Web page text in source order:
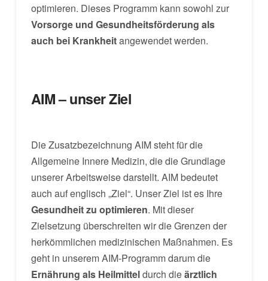
optimieren. Dieses Programm kann sowohl zur
Vorsorge und Gesundheitsförderung als
auch bei Krankheitangewendet werden.
AIM – unser Ziel
Die Zusatzbezeichnung AIM steht für die
Allgemeine Innere Medizin, die die Grundlage
unserer Arbeitsweise darstellt. AIM bedeutet
auch auf englisch „Ziel“. Unser Ziel ist es Ihre
Gesundheit zu optimieren. Mit dieser
Zielsetzung überschreiten wir die Grenzen der
herkömmlichen medizinischen Maßnahmen. Es
geht in unserem AIM-Programm darum die
Ernährung als Heilmitteldurch dieärztlich